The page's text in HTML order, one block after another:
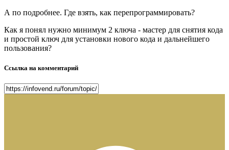
А по подробнее. Где взять, как перепрограммировать?
Как я понял нужно минимум 2 ключа - мастер для снятия кода
и простой ключ для установки нового кода и дальнейшего
пользования?
Ссылка на комментарий